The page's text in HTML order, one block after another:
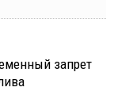
запрет